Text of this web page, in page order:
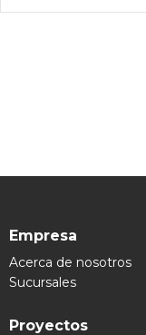
Empresa
Acerca de nosotros
Sucursales
Proyectos